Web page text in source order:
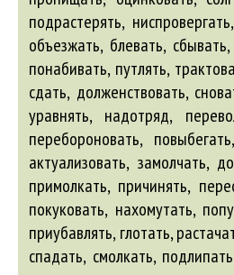
подрастерять,
объезжать, блевать,
понабивать, путлять,
сдать, долженствовать,
уравнять, надотряд,
перебороновать,
актуализовать, замолчать,
примолкать, причинять,
покуковать, нахомутать,
приубавлять, глотать,
спадать, смолкать,